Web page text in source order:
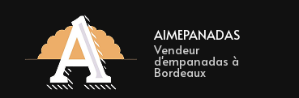
contenu
principal
AIMEPANADAS
Vendeur
d'empanadas à
Bordeaux